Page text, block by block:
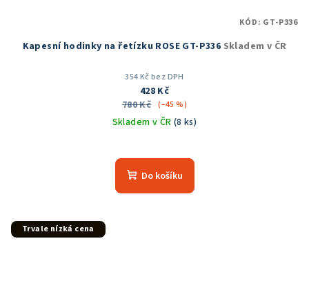
Kapesní hodinky na řetízku ROSE GT-P336 Skladem v ČR
354 Kč bez DPH
428 Kč
780 Kč (–45 %)
Skladem v ČR (8 ks)
hodnocení
produktu
Do košíku
KÓD: GT-P336
Trvale nízká cena